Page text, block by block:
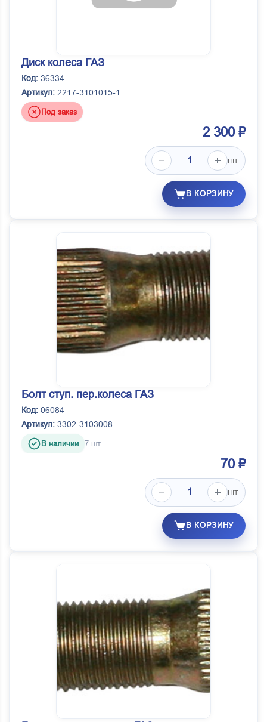
Диск колеса ГАЗ
Код: 36334
Артикул: 2217-3101015-1
Под заказ
2 300 ₽
шт.
В КОРЗИНУ
Болт ступ. пер.колеса ГАЗ
Код: 06084
Артикул: 3302-3103008
В наличии 7 шт.
70 ₽
шт.
В КОРЗИНУ